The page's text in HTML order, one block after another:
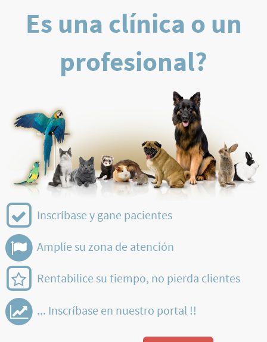
Es una clínica o un
profesional?
Inscríbase y gane pacientes
Amplíe su zona de atención
Rentabilice su tiempo, no pierda clientes
... Inscríbase en nuestro portal !!